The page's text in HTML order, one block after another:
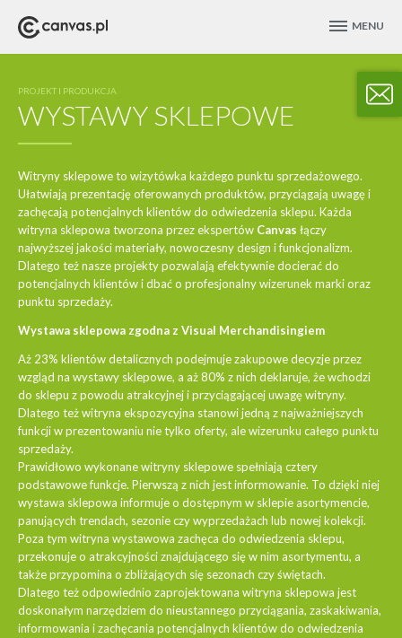
MENU
PROJEKT I PRODUKCJA
WYSTAWY SKLEPOWE
Witryny sklepowe to wizytówka każdego punktu sprzedażowego.
Ułatwiają prezentację oferowanych produktów, przyciągają uwagę i
zachęcają potencjalnych klientów do odwiedzenia sklepu. Każda
witryna sklepowa tworzona przez ekspertów Canvas łączy
najwyższej jakości materiały, nowoczesny design i funkcjonalizm.
Dlatego też nasze projekty pozwalają efektywnie docierać do
potencjalnych klientów i dbać o profesjonalny wizerunek marki oraz
punktu sprzedaży.
Wystawa sklepowa zgodna z Visual Merchandisingiem
Aż 23% klientów detalicznych podejmuje zakupowe decyzje przez
wzgląd na wystawy sklepowe, a aż 80% z nich deklaruje, że wchodzi
do sklepu z powodu atrakcyjnej i przyciągającej uwagę witryny.
Dlatego też witryna ekspozycyjna stanowi jedną z najważniejszych
funkcji w prezentowaniu nie tylko oferty, ale wizerunku całego punktu
sprzedaży.
Prawidłowo wykonane witryny sklepowe spełniają cztery
podstawowe funkcje. Pierwszą z nich jest informowanie. To dzięki niej
wystawa sklepowa informuje o dostępnym w sklepie asortymencie,
panujących trendach, sezonie czy wyprzedażach lub nowej kolekcji.
Poza tym witryna wystawowa zachęca do odwiedzenia sklepu,
przekonuje o atrakcyjności znajdującego się w nim asortymentu, a
także przypomina o zbliżających się sezonach czy świętach.
Dlatego też odpowiednio zaprojektowana witryna sklepowa jest
doskonałym narzędziem do nieustannego przyciągania, zaskakiwania,
informowania i zachęcania potencjalnych klientów do odwiedzenia